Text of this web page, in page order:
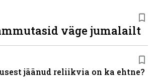
väge jumalailt
jäänud reliikvia on ka ehtne?